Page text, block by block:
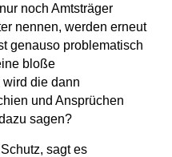
noch Amtsträger
nennen, werden erneut
genauso problematisch
bloße
die dann
und Ansprüchen
sagen?
sagt es